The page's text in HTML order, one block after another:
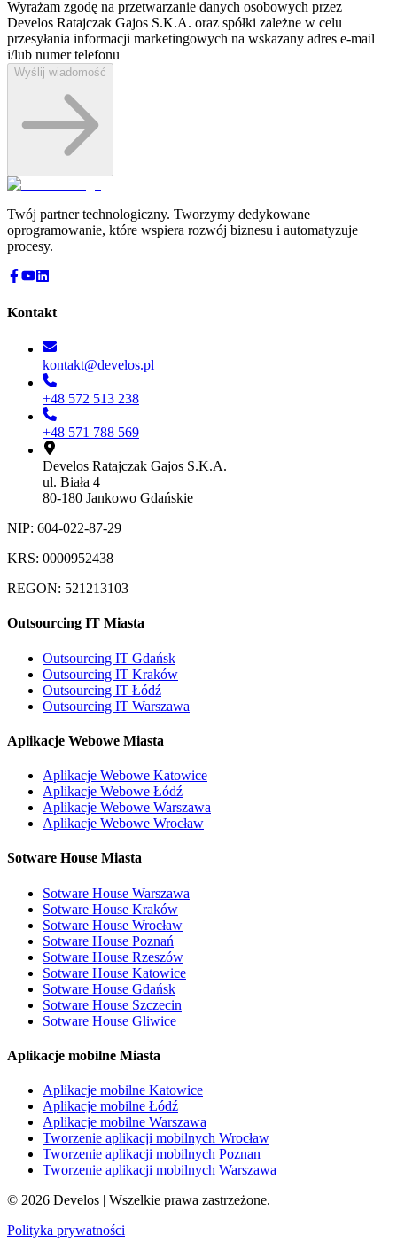
Wyrażam zgodę na przetwarzanie danych osobowych przez
Develos Ratajczak Gajos S.K.A. oraz spółki zależne w celu
przesyłania informacji marketingowych na wskazany adres e-⁠mail
i/lub numer telefonu
Wyślij wiadomość
Twój partner technologiczny. Tworzymy dedykowane
oprogramowanie, które wspiera rozwój biznesu i automatyzuje
procesy.
Kontakt
kontakt@develos.pl
+48 572 513 238
+48 571 788 569
Develos Ratajczak Gajos S.K.A.
ul. Biała 4
80-180 Jankowo Gdańskie
NIP: 604-022-87-29
KRS: 0000952438
REGON: 521213103
Outsourcing IT Miasta
Outsourcing IT Gdańsk
Outsourcing IT Kraków
Outsourcing IT Łódź
Outsourcing IT Warszawa
Aplikacje Webowe Miasta
Aplikacje Webowe Katowice
Aplikacje Webowe Łódź
Aplikacje Webowe Warszawa
Aplikacje Webowe Wrocław
Sotware House Miasta
Sotware House Warszawa
Sotware House Kraków
Sotware House Wrocław
Sotware House Poznań
Sotware House Rzeszów
Sotware House Katowice
Sotware House Gdańsk
Sotware House Szczecin
Sotware House Gliwice
Aplikacje mobilne Miasta
Aplikacje mobilne Katowice
Aplikacje mobilne Łódź
Aplikacje mobilne Warszawa
Tworzenie aplikacji mobilnych Wrocław
Tworzenie aplikacji mobilnych Poznan
Tworzenie aplikacji mobilnych Warszawa
© 2026 Develos | Wszelkie prawa zastrzeżone.
Polityka prywatności